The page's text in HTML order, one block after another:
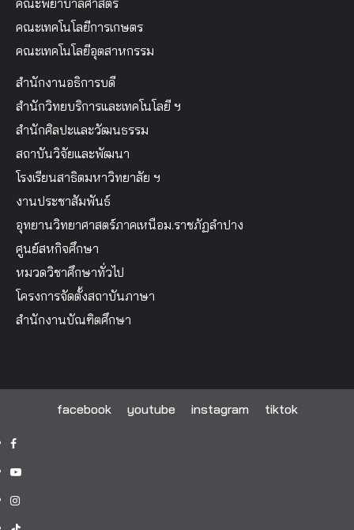
คณะพยาบาลศาสตร์
คณะเทคโนโลยีการเกษตร
คณะเทคโนโลยีอุตสาหกรรม
สำนักงานอธิการบดี
สำนักวิทยบริการและเทคโนโลยี ฯ
สำนักศิลปะและวัฒนธรรม
สถาบันวิจัยและพัฒนา
โรงเรียนสาธิตมหาวิทยาลัย ฯ
งานประชาสัมพันธ์
อุทยานวิทยาศาสตร์ภาคเหนือม.ราชภัฏลำปาง
ศูนย์สหกิจศึกษา
หมวดวิชาศึกษาทั่วไป
โครงการจัดตั้งสถาบันภาษา
สำนักงานบัณฑิตศึกษา
facebook youtube instagram tiktok
facebook
youtube
instagram
tiktok